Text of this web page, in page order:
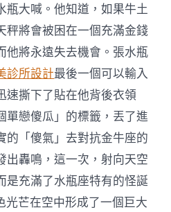
瓶大喊。他知道，如果牛土
秤將會被困在一個充滿金錢
他將永遠失去機會。張水瓶
診所設計最後一個可以輸入
速撕下了貼在他背後衣領
單戀傻瓜」的標籤，丟了進
的「傻氣」去對抗金牛座的
出轟鳴，這一次，射向天空
是充滿了水瓶座特有的怪誕
芒在空中形成了一個巨大